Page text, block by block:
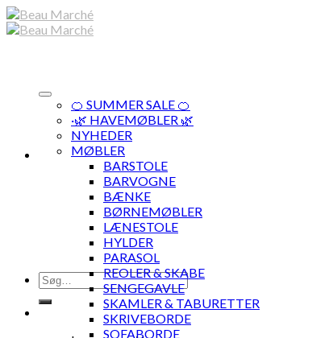
Skip
to
Søg
efter:
🍊 SUMMER SALE 🍊
·🌿 HAVEMØBLER 🌿
NYHEDER
MØBLER
BARSTOLE
BARVOGNE
BÆNKE
BØRNEMØBLER
LÆNESTOLE
HYLDER
PARASOL
REOLER & SKABE
SENGEGAVLE
SKAMLER & TABURETTER
SKRIVEBORDE
SOFABORDE